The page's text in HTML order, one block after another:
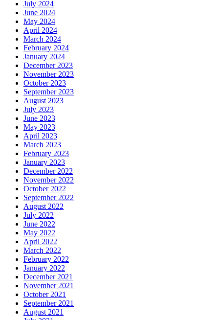
July 2024
June 2024
May 2024
April 2024
March 2024
February 2024
January 2024
December 2023
November 2023
October 2023
September 2023
August 2023
July 2023
June 2023
May 2023
April 2023
March 2023
February 2023
January 2023
December 2022
November 2022
October 2022
September 2022
August 2022
July 2022
June 2022
May 2022
April 2022
March 2022
February 2022
January 2022
December 2021
November 2021
October 2021
September 2021
August 2021